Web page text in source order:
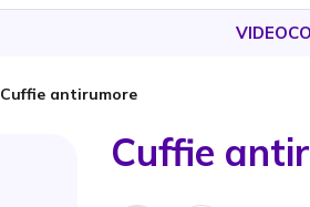
Cuffie antirumore
Cuffie